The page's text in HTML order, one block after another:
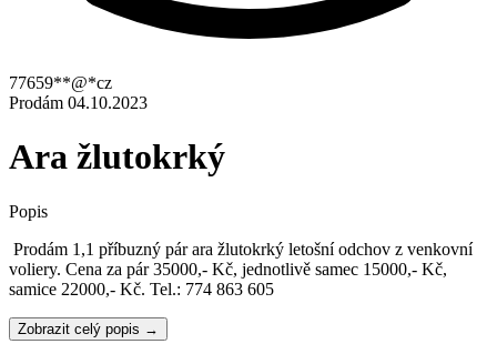
77659**@*cz
Prodám 04.10.2023
Ara žlutokrký
Popis
Prodám 1,1 příbuzný pár ara žlutokrký letošní odchov z venkovní
voliery. Cena za pár 35000,- Kč, jednotlivě samec 15000,- Kč,
samice 22000,- Kč. Tel.: 774 863 605
Zobrazit celý popis →